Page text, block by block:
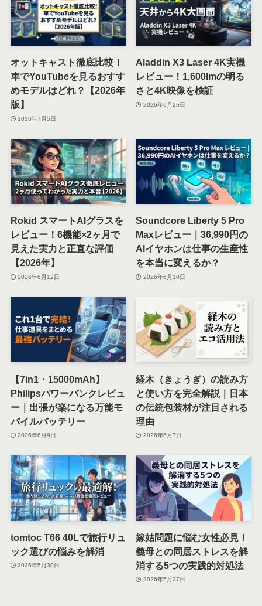
オットキャスト徹底比較！
車でYouTubeを見るおすす
めモデルはどれ？【2026年
版】
2026年7月5日
Aladdin X3 Laser 4K実機
レビュー！1,600lmの明る
さと4K映像を検証
2026年6月26日
Rokid スマートAIグラスを
レビュー！6機能×2ヶ月で
見えた実力と正直な評価
【2026年】
2026年6月12日
Soundcore Liberty 5 Pro
Maxレビュー｜36,990円の
AIイヤホンは仕事の生産性
を本当に変えるか？
2026年6月10日
【7in1・15000mAh】
Philipsパワーバンクレビュ
ー｜出張が楽になる万能モ
バイルバッテリー
2026年6月9日
経木（きょうぎ）の読み方
と使い方を完全解説｜日本
の伝統包装材が注目される
理由
2026年6月7日
tomtoc T66 40Lで旅行リュ
ック選びの悩みを解消
2026年5月30日
嫁姑問題に悩む女性必見！
義母との同居ストレスを解
消する5つの実践的対処法
2026年5月27日